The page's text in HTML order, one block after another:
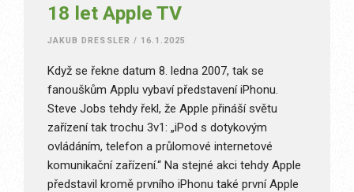
18 let Apple TV
JAKUB DRESSLER / 16.1.2025
Když se řekne datum 8. ledna 2007, tak se
fanouškům Applu vybaví představení iPhonu.
Steve Jobs tehdy řekl, že Apple přináší světu
zařízení tak trochu 3v1: „iPod s dotykovým
ovládáním, telefon a průlomové internetové
komunikační zařízení.“ Na stejné akci tehdy Apple
představil kromě prvního iPhonu také první Apple